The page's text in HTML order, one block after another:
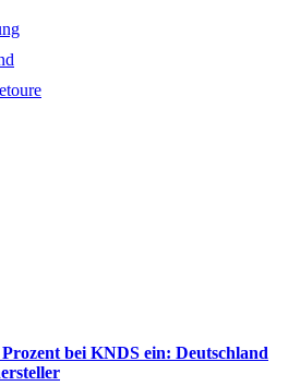
bei KNDS ein: Deutschland